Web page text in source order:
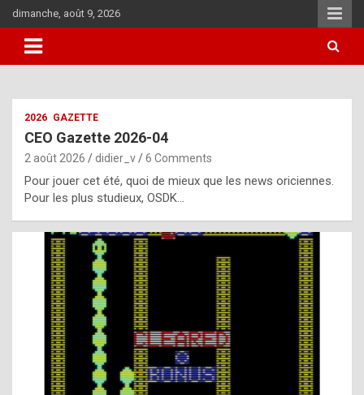
Skip
to
content
dimanche, août 9, 2026
i
u
l
y
d
i
2026 GAZETTE
CEO Gazette 2026-04
2 août 2026 didier_v 6 Comments
Pour jouer cet été, quoi de mieux que les news oriciennes.
Pour les plus studieux, OSDK…